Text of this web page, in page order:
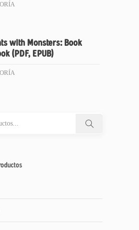
with Monsters: Book
(PDF, EPUB)